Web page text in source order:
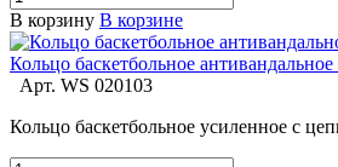
В корзину В корзине
Кольцо баскетбольное
Арт. WS 020103
Кольцо баскетбольное усиленное с